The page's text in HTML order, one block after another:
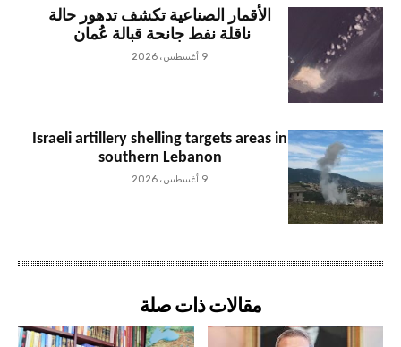
الأقمار الصناعية تكشف تدهور حالة
ناقلة نفط جانحة قبالة عُمان
9 أغسطس، 2026
Israeli artillery shelling targets areas in
southern Lebanon
9 أغسطس، 2026
مقالات ذات صلة